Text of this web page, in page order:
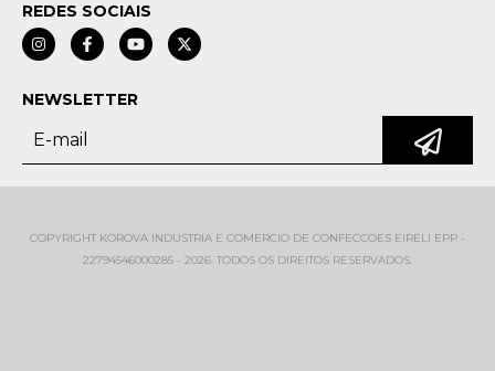
REDES SOCIAIS
NEWSLETTER
COPYRIGHT KOROVA INDUSTRIA E COMERCIO DE CONFECCOES EIRELI EPP -
22794546000285 - 2026. TODOS OS DIREITOS RESERVADOS.